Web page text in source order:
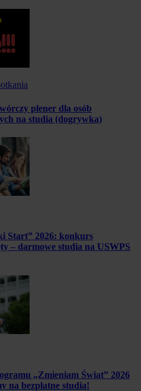
plener dla osób
na studia (dogrywka)
Start” 2026: konkurs
– darmowe studia na USWPS
„Zmieniam Świat” 2026
na bezpłatne studia!